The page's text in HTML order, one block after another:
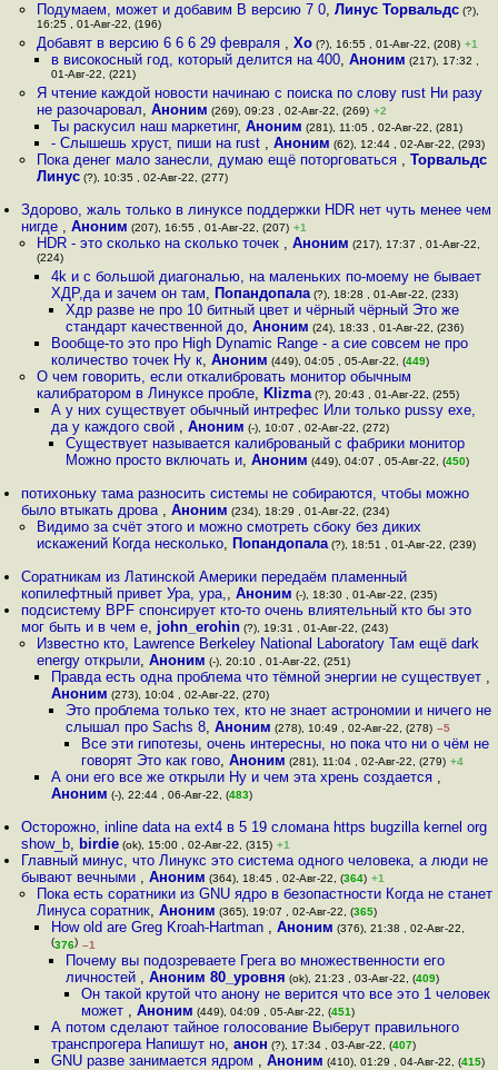
Подумаем, может и добавим В версию 7 0, Линус Торвальдс(?),
16:25 , 01-Авг-22, (196)
Добавят в версию 6 6 6 29 февраля , Xo(?), 16:55 , 01-Авг-22, (208) +1
в високосный год, который делится на 400, Аноним (217), 17:32 ,
01-Авг-22, (221)
Я чтение каждой новости начинаю с поиска по слову rust Ни разу
не разочаровал, Аноним (269), 09:23 , 02-Авг-22, (269) +2
Ты раскусил наш маркетинг, Аноним (281), 11:05 , 02-Авг-22, (281)
- Слышешь хруст, пиши на rust , Аноним (62), 12:44 , 02-Авг-22, (293)
Пока денег мало занесли, думаю ещё поторговаться , Торвальдс
Линус(?), 10:35 , 02-Авг-22, (277)
Здорово, жаль только в линуксе поддержки HDR нет чуть менее чем
нигде ,Аноним (207), 16:55 , 01-Авг-22, (207) +1
HDR - это сколько на сколько точек , Аноним (217), 17:37 , 01-Авг-22,
(224)
4k и с большой диагональю, на маленьких по-моему не бывает
ХДР,да и зачем он там, Попандопала(?), 18:28 , 01-Авг-22, (233)
Хдр разве не про 10 битный цвет и чёрный чёрный Это же
стандарт качественной до,Аноним (24), 18:33 , 01-Авг-22, (236)
Вообще-то это про High Dynamic Range - а сие совсем не про
количество точек Ну к, Аноним (449), 04:05 , 05-Авг-22, (449)
О чем говорить, если откалибровать монитор обычным
калибратором в Линуксе пробле, Klizma(?), 20:43 , 01-Авг-22, (255)
А у них существует обычный интрефес Или только pussу exe,
да у каждого свой , Аноним (-), 10:07 , 02-Авг-22, (272)
Существует называется калиброваный с фабрики монитор
Можно просто включать и,Аноним (449), 04:07 , 05-Авг-22, (450)
потихоньку тама разносить системы не собираются, чтобы можно
было втыкать дрова ,Аноним (234), 18:29 , 01-Авг-22, (234)
Видимо за счёт этого и можно смотреть сбоку без диких
искажений Когда несколько, Попандопала(?), 18:51 , 01-Авг-22, (239)
Соратникам из Латинской Америки передаём пламенный
копилефтный привет Ура, ура,,Аноним (-), 18:30 , 01-Авг-22, (235)
подсистему BPF спонсирует кто-то очень влиятельный кто бы это
мог быть и в чем е, john_erohin (?), 19:31 , 01-Авг-22, (243)
Известно кто, Lawrence Berkeley National Laboratory Там ещё dark
energy открыли, Аноним (-), 20:10 , 01-Авг-22, (251)
Правда есть одна проблема что тёмной энергии не существует ,
Аноним (273), 10:04 , 02-Авг-22, (270)
Это проблема только тех, кто не знает астрономии и ничего не
слышал про Sachs 8,Аноним (278), 10:49 , 02-Авг-22, (278) –5
Все эти гипотезы, очень интересны, но пока что ни о чём не
говорят Это как гово, Аноним (281), 11:04 , 02-Авг-22, (279) +4
А они его все же открыли Ну и чем эта хрень создается ,
Аноним (-), 22:44 , 06-Авг-22, (483)
Осторожно, inline data на ext4 в 5 19 сломана https bugzilla kernel org
show_b, birdie (ok), 15:00 , 02-Авг-22, (315) +1
Главный минус, что Линукс это система одного человека, а люди не
бывают вечными ,Аноним (364), 18:45 , 02-Авг-22, (364) +1
Пока есть соратники из GNU ядро в безопастности Когда не станет
Линуса соратник, Аноним (365), 19:07 , 02-Авг-22, (365)
How old are Greg Kroah-Hartman , Аноним (376), 21:38 , 02-Авг-22,
(376) –1
Почему вы подозреваете Грега во множественности его
личностей ,Аноним 80_уровня (ok), 21:23 , 03-Авг-22, (409)
Он такой крутой что анону не верится что все это 1 человек
может , Аноним (449), 04:09 , 05-Авг-22, (451)
А потом сделают тайное голосование Выберут правильного
транспрогера Напишут но, анон (?), 17:34 , 03-Авг-22, (407)
GNU разве занимается ядром , Аноним (410), 01:29 , 04-Авг-22, (415)